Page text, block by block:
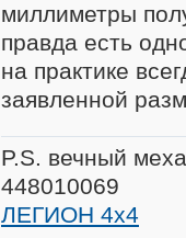
миллиметры
правда есть
на практике
заявленной
P.S. вечный
448010069
ЛЕГИОН 4х4